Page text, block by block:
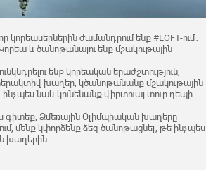
կորեասերներին ժամանդրում ենք #LOFT-ում․
և ծանոթանալու ենք մշակութային
ենք կորեական երաժշտություն,
խաղեր, կծանոթանանք մշակութային
ինչպես նաև կունենանք վիրտուալ տուր դեպի
գիտեք, Ձմեռային Օլիմպիական խաղերը
մենք կփորձենք ձեզ ծանոթացնել, թե ինչպես
խաղերին։